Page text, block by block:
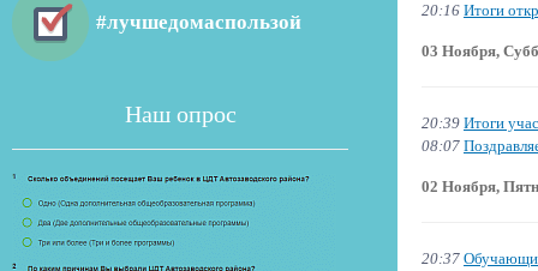
#лучшедомаспользой
Наш опрос
20:16 Итоги
03 Ноября,
20:39 Итоги
08:07
02 Ноября,
20:37